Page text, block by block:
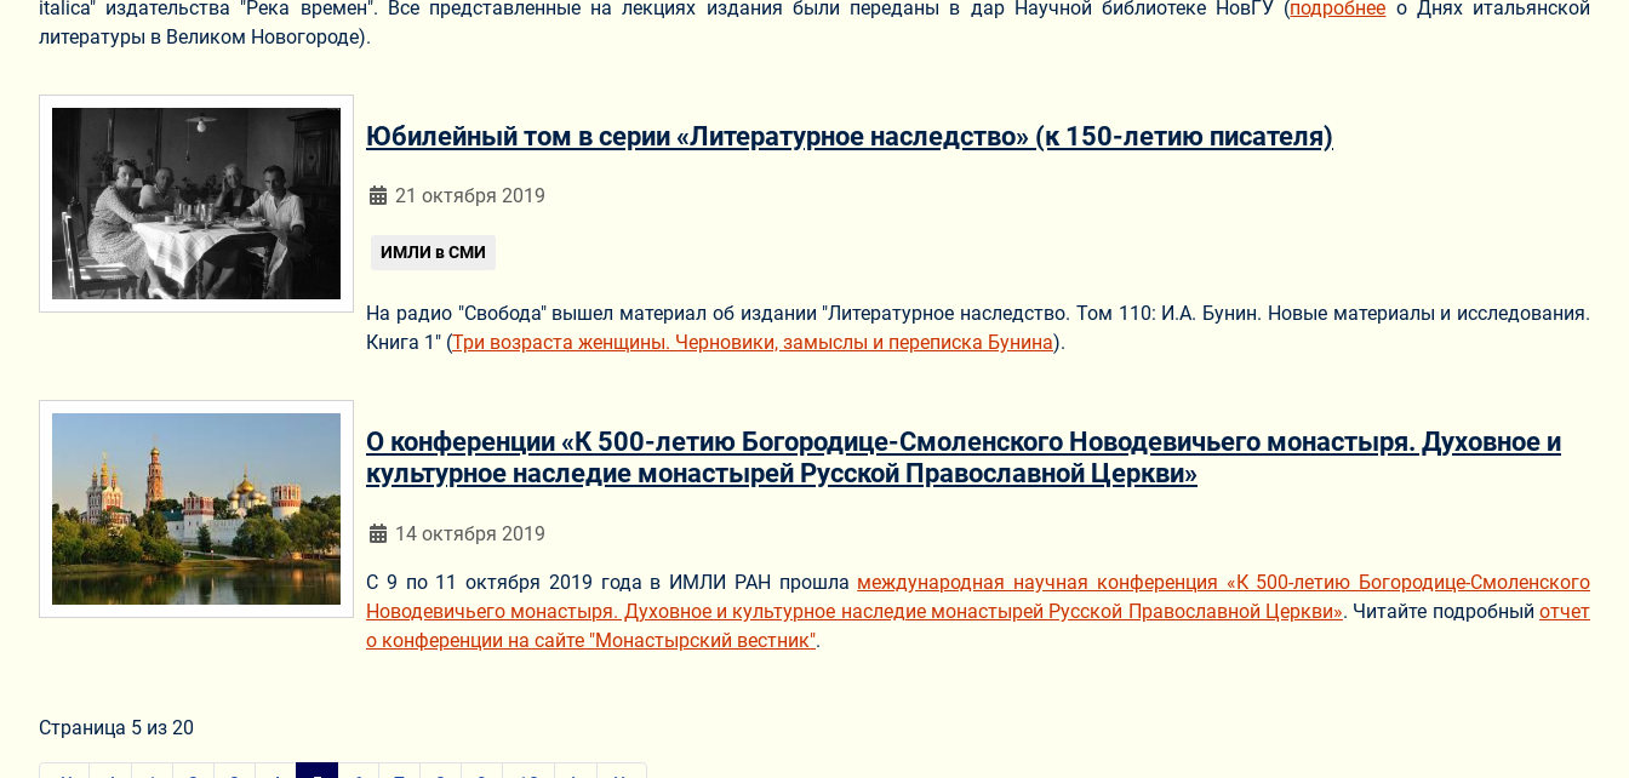
italica" издательства "Река времен". Все представленные на лекциях издания были переданы в дар Научной библиотеке НовГУ (подробнее о Днях итальянской
литературы в Великом Новогороде).
Юбилейный том в серии «Литературное наследство» (к 150-летию писателя)
Информация о материале
21 октября 2019
ИМЛИ в СМИ
На радио "Свобода" вышел материал об издании "Литературное наследство. Том 110: И.А. Бунин. Новые материалы и исследования.
Книга 1" (Три возраста женщины. Черновики, замыслы и переписка Бунина).
О конференции «К 500-летию Богородице-Смоленского Новодевичьего монастыря. Духовное и
культурное наследие монастырей Русской Православной Церкви»
Информация о материале
14 октября 2019
С 9 по 11 октября 2019 года в ИМЛИ РАН прошла международная научная конференция «К 500-летию Богородице-Смоленского
Новодевичьего монастыря. Духовное и культурное наследие монастырей Русской Православной Церкви». Читайте подробный отчет
о конференции на сайте "Монастырский вестник".
Страница 5 из 20